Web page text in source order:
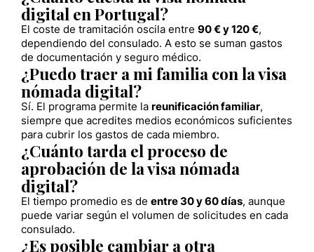
digital en Portugal?
El coste de tramitación oscila entre 90 € y 120 €,
dependiendo del consulado. A esto se suman gastos
de documentación y seguro médico.
¿Puedo traer a mi familia con la visa
nómada digital?
Sí. El programa permite la reunificación familiar,
siempre que acredites medios económicos suficientes
para cubrir los gastos de cada miembro.
¿Cuánto tarda el proceso de
aprobación de la visa nómada
digital?
El tiempo promedio es de entre 30 y 60 días, aunque
puede variar según el volumen de solicitudes en cada
consulado.
¿Es posible cambiar a otra